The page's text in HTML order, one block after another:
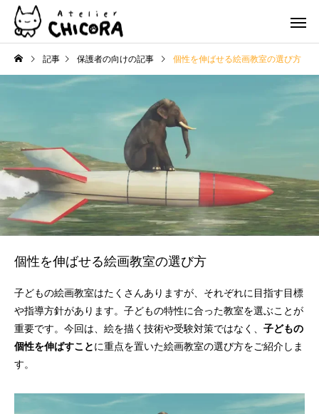
子ども
グループレッスン
グループレ
パーソナル
レッスン
色鉛筆
記事 保護者の向けの記事 個性を伸ばせる絵画教室の選び方
個性を伸ばせる絵画教室の選び方
子どもの絵画教室はたくさんありますが、それぞれに目指す目標
や指導方針があります。子どもの特性に合った教室を選ぶことが
重要です。今回は、絵を描く技術や受験対策ではなく、 子どもの
個性を伸ばすこと に重点を置いた絵画教室の選び方をご紹介しま
す。